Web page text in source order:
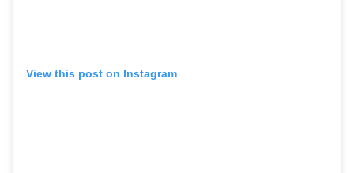
View this post on Instagram